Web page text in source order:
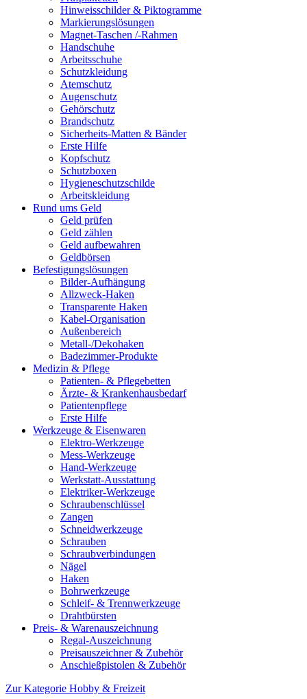
Hinweisschilder & Piktogramme
Markierungslösungen
Magnet-Taschen /-Rahmen
Handschuhe
Arbeitsschuhe
Schutzkleidung
Atemschutz
Augenschutz
Gehörschutz
Brandschutz
Sicherheits-Matten & Bänder
Erste Hilfe
Kopfschutz
Schutzboxen
Hygieneschutzschilde
Arbeitskleidung
Rund ums Geld
Geld prüfen
Geld zählen
Geld aufbewahren
Geldbörsen
Befestigungslösungen
Bilder-Aufhängung
Allzweck-Haken
Transparente Haken
Kabel-Organisation
Außenbereich
Metall-/Dekohaken
Badezimmer-Produkte
Medizin & Pflege
Patienten- & Pflegebetten
Ärzte- & Krankenhausbedarf
Patientenpflege
Erste Hilfe
Werkzeuge & Eisenwaren
Elektro-Werkzeuge
Mess-Werkzeuge
Hand-Werkzeuge
Werkstatt-Ausstattung
Elektriker-Werkzeuge
Schraubenschlüssel
Zangen
Schneidwerkzeuge
Schrauben
Schraubverbindungen
Nägel
Haken
Bohrwerkzeuge
Schleif- & Trennwerkzeuge
Drahtbürsten
Preis- & Warenauszeichnung
Regal-Auszeichnung
Preisauszeichner & Zubehör
Anschießpistolen & Zubehör
Zur Kategorie Hobby & Freizeit